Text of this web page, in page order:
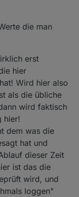
die man
erst
hier
Wird hier also
als die übliche
wird faktisch
hier!
dem was die
hat und
dieser Zeit
ist das die
wird, und
loggen"